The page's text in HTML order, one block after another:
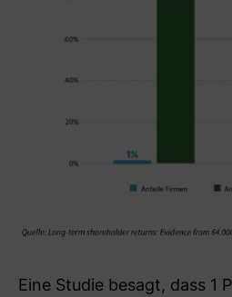
Eine Studie besagt, dass 1